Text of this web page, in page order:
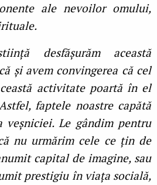
ale nevoilor omului,
desfășurăm această
și avem convingerea că cel
activitate poartă în el
faptele noastre capătă
veșniciei. Le gândim pentru
nu urmărim cele ce țin de
capital de imagine, sau
prestigiu în viața socială,